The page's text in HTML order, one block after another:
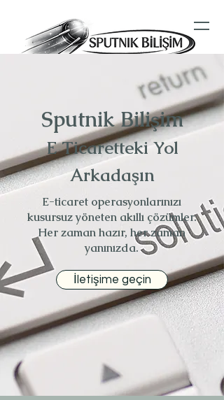
Sputnik Bilişim
E Ticaretteki Yol
Arkadaşın
E-ticaret operasyonlarınızı
kusursuz yöneten akıllı çözümler.
Her zaman hazır, her zaman
yanınızda.
İletişime geçin